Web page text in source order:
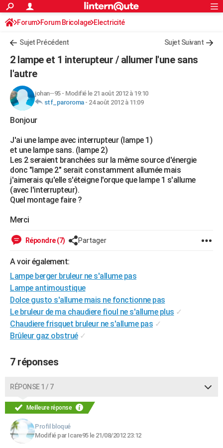
ACTUALITÉS
Politique
Société
Faits Divers
Education
Monde
Villes
+
Programme TV
TNTStreaming
Cinéma
Sorties cinéma
Musique
+FINANCE
Retraite
Impôts
Epargne
Immobilier
Risques naturels par ville
Banque
Assurance
Crédit
AUTO
Essais
Réserver un essai
Citadines
Berlines
SUV
Forum auto
HIGH-TECH
Forum
Aménagement intérieur
Extérieur
Cuisine
Salle de bains
Jardinage
Rangement
WEEK-END
Guides de France
Escapades
Patrimoine
Expositions
Musées
Week-end nature
+LIFESTYLE
Art de vivre
Bien-être
Loisirs
Mode
Modes de vie
SANTE
VOYAGE
PHOTO
BONS PLANS
CARTE DE VOEUX
Carte de Noël
Carte Bonne année
Carte Saint-Valentin
Carte Pâques
Carte d'anniversaire
DICTIONNAIRE
Dictionnaire
Biographies
Citations
Expressions
Proverbes
PROGRAMME TV
Bricolage
Lifestyle
Culture
Sport
Auto
Television
Voyage
Cinema
S'inscrire
Connexion
Forum Forum Bricolage Electricité
Sujet Précédent Sujet Suivant
2 lampe et 1 interupteur / allumer l'une sans
l'autre
johan--95- Modifié le 21 août 2012 à 19:10
stf_paroroma- 24 août 2012 à 11:09
Bonjour
J'ai une lampe avec interrupteur (lampe 1)
et une lampe sans. (lampe 2)
Les 2 seraient branchées sur la même source d'énergie
donc "lampe 2" serait constamment allumée mais
j'aimerais qu'elle s'éteigne l'orque que lampe 1 s'allume
(avec l'interrupteur).
Quel montage faire ?
Merci
Répondre (7) Partager
A voir également:
Lampe berger bruleur ne s'allume pas
Lampe antimoustique
Dolce gusto s'allume mais ne fonctionne pas
Le bruleur de ma chaudiere fioul ne s'allume plus ✓
Chaudiere frisquet bruleur ne s'allume pas ✓
Brûleur gaz obstrué ✓
7 réponses
RÉPONSE 1 / 7
Meilleure réponse
Profil bloqué
Modifié par Icare95 le 21/08/2012 23:12